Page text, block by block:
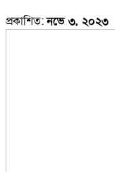
প্রকাশিত:নভে ৩, ২০২৩